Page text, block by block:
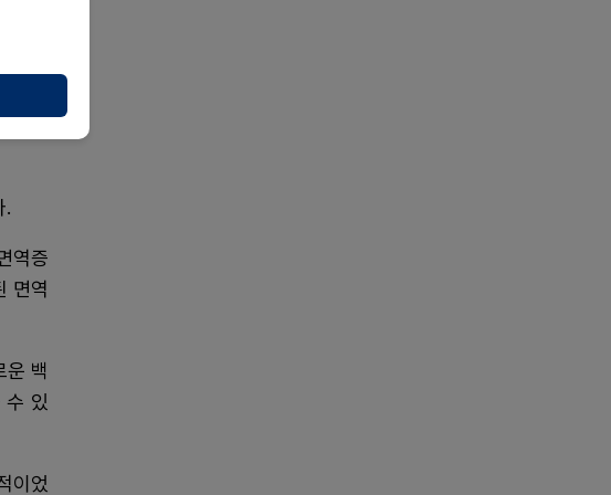
교
, 이
다"고
.
역증
면역
운 백
수 있
이었